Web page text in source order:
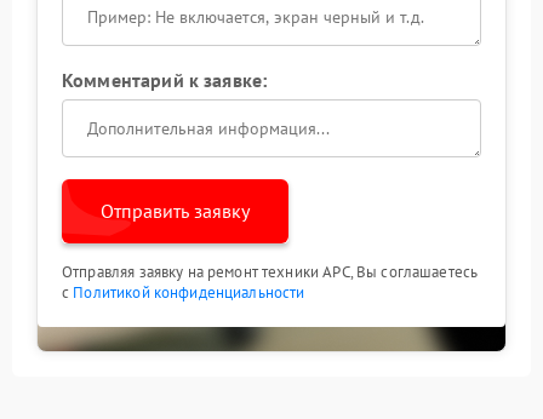
Комментарий к заявке:
Отправить заявку
Отправляя заявку на ремонт техники APC, Вы соглашаетесь
с Политикой конфиденциальности